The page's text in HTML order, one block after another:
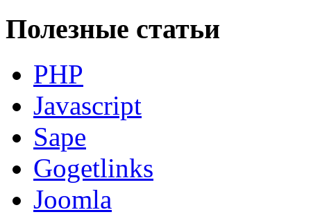
Полезные статьи
PHP
Javascript
Sape
Gogetlinks
Joomla